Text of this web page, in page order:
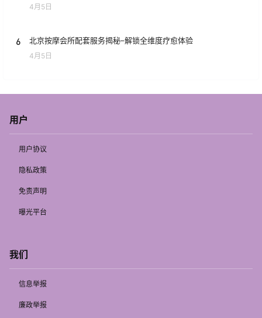
4月5日
6 北京按摩会所配套服务揭秘–解锁全维度疗愈体验
4月5日
用户
用户协议
隐私政策
免责声明
曝光平台
我们
信息举报
廉政举报